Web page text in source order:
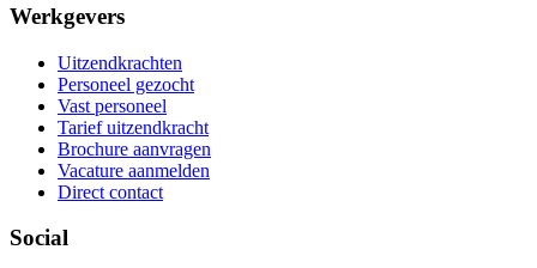
Werkgevers
Uitzendkrachten
Personeel gezocht
Vast personeel
Tarief uitzendkracht
Brochure aanvragen
Vacature aanmelden
Direct contact
Social